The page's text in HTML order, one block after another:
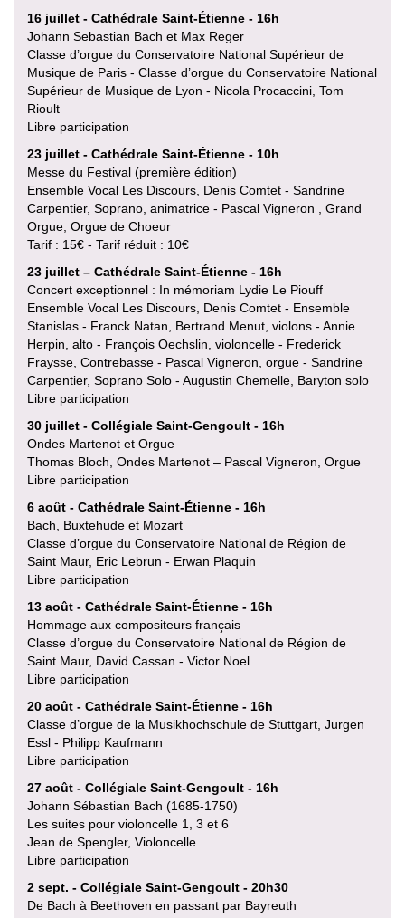
16 juillet - Cathédrale Saint-Étienne - 16h
Johann Sebastian Bach et Max Reger
Classe d’orgue du Conservatoire National Supérieur de
Musique de Paris - Classe d’orgue du Conservatoire National
Supérieur de Musique de Lyon - Nicola Procaccini, Tom
Rioult
Libre participation
23 juillet - Cathédrale Saint-Étienne - 10h
Messe du Festival (première édition)
Ensemble Vocal Les Discours, Denis Comtet - Sandrine
Carpentier, Soprano, animatrice - Pascal Vigneron , Grand
Orgue, Orgue de Choeur
Tarif : 15€ - Tarif réduit : 10€
23 juillet – Cathédrale Saint-Étienne - 16h
Concert exceptionnel : In mémoriam Lydie Le Piouff
Ensemble Vocal Les Discours, Denis Comtet - Ensemble
Stanislas - Franck Natan, Bertrand Menut, violons - Annie
Herpin, alto - François Oechslin, violoncelle - Frederick
Fraysse, Contrebasse - Pascal Vigneron, orgue - Sandrine
Carpentier, Soprano Solo - Augustin Chemelle, Baryton solo
Libre participation
30 juillet - Collégiale Saint-Gengoult - 16h
Ondes Martenot et Orgue
Thomas Bloch, Ondes Martenot – Pascal Vigneron, Orgue
Libre participation
6 août - Cathédrale Saint-Étienne - 16h
Bach, Buxtehude et Mozart
Classe d’orgue du Conservatoire National de Région de
Saint Maur, Eric Lebrun - Erwan Plaquin
Libre participation
13 août - Cathédrale Saint-Étienne - 16h
Hommage aux compositeurs français
Classe d’orgue du Conservatoire National de Région de
Saint Maur, David Cassan - Victor Noel
Libre participation
20 août - Cathédrale Saint-Étienne - 16h
Classe d’orgue de la Musikhochschule de Stuttgart, Jurgen
Essl - Philipp Kaufmann
Libre participation
27 août - Collégiale Saint-Gengoult - 16h
Johann Sébastian Bach (1685-1750)
Les suites pour violoncelle 1, 3 et 6
Jean de Spengler, Violoncelle
Libre participation
2 sept. - Collégiale Saint-Gengoult - 20h30
De Bach à Beethoven en passant par Bayreuth